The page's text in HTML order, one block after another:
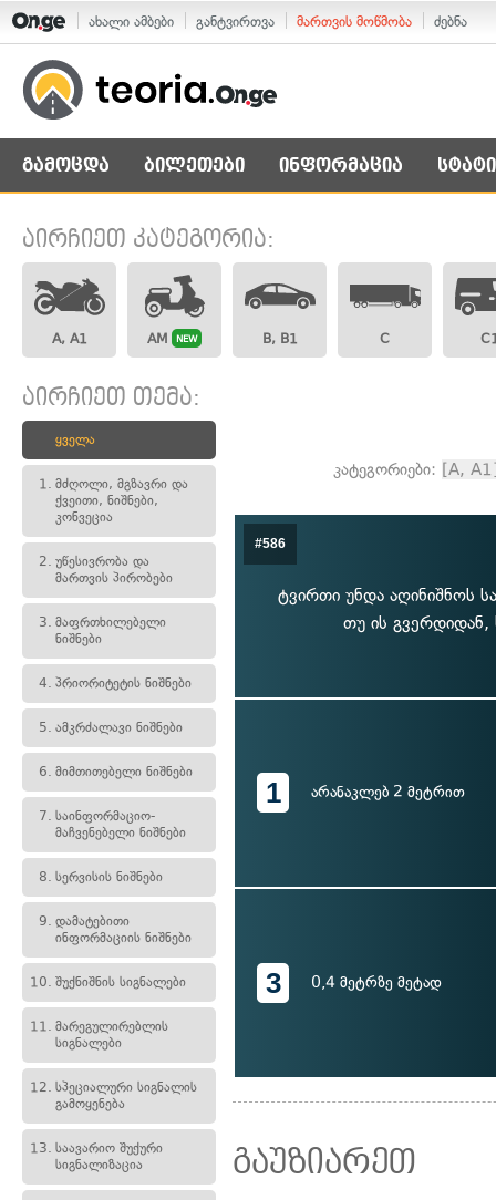
ახალი ამბები განტვირთვა მართვის მოწმობა ძებნა
გამოცდა ბილეთები ინფორმაცია
აირჩიეთ კატეგორია:
A, A1 AM NEW B, B1 C
აირჩიეთ თემა:
ყველა
1. მძღოლი, მგზავრი და
ქვეითი, ნიშნები,
კონვეცია
2. უწესივრობა და
მართვის პირობები
3. მაფრთხილებელი
ნიშნები
4. პრიორიტეტის ნიშნები
5. ამკრძალავი ნიშნები
6. მიმთითებელი ნიშნები
7. საინფორმაციო-
მაჩვენებელი ნიშნები
8. სერვისის ნიშნები
9. დამატებითი
ინფორმაციის ნიშნები
10. შუქნიშნის სიგნალები
11. მარეგულირებლის
სიგნალები
12. სპეციალური სიგნალის
გამოყენება
13. საავარიო შუქური
სიგნალიზაცია
კატეგორიები: [A,
#586
ტვირთი უნდა აღინიშნოს
თუ ის გვერდიდან,
1 არანაკლებ 2 მეტრით
3 0,4 მეტრზე მეტად
გაუზიარეთ